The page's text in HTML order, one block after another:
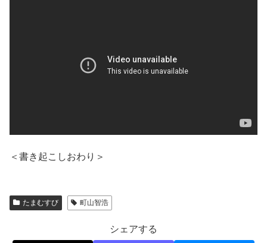
＜書き起こしおわり＞
たまむすび 町山智浩
シェアする